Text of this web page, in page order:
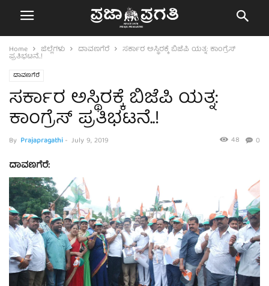
Home ಜಿಲ್ಲೆಗಳು ದಾವಣಗೆರೆ ಸರ್ಕಾರ ಅಸ್ಥಿರಕ್ಕೆ ಬಿಜೆಪಿ ಯತ್ನ: ಕಾಂಗ್ರೆಸ್
ಪ್ರತಿಭಟನೆ..!
ದಾವಣಗೆರೆ
ಸರ್ಕಾರ ಅಸ್ಥಿರಕ್ಕೆ ಬಿಜೆಪಿ ಯತ್ನ:
ಕಾಂಗ್ರೆಸ್ ಪ್ರತಿಭಟನೆ..!
By Prajapragathi- July 9, 2019 0
48
ದಾವಣಗೆರೆ: